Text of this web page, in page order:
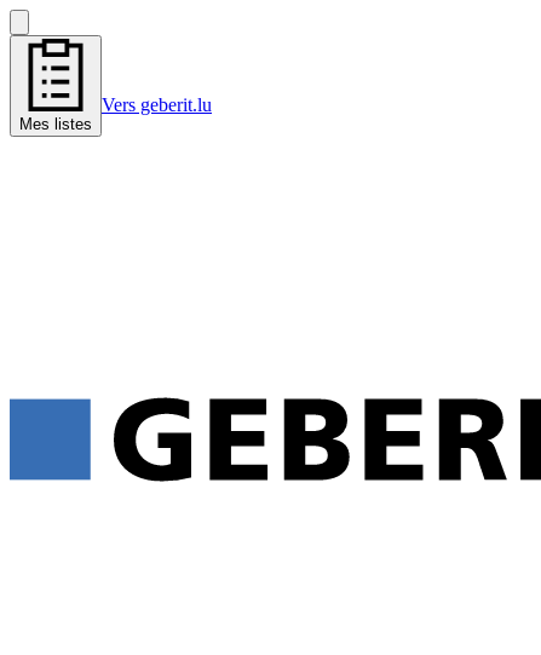
Mes listes
Vers geberit.lu